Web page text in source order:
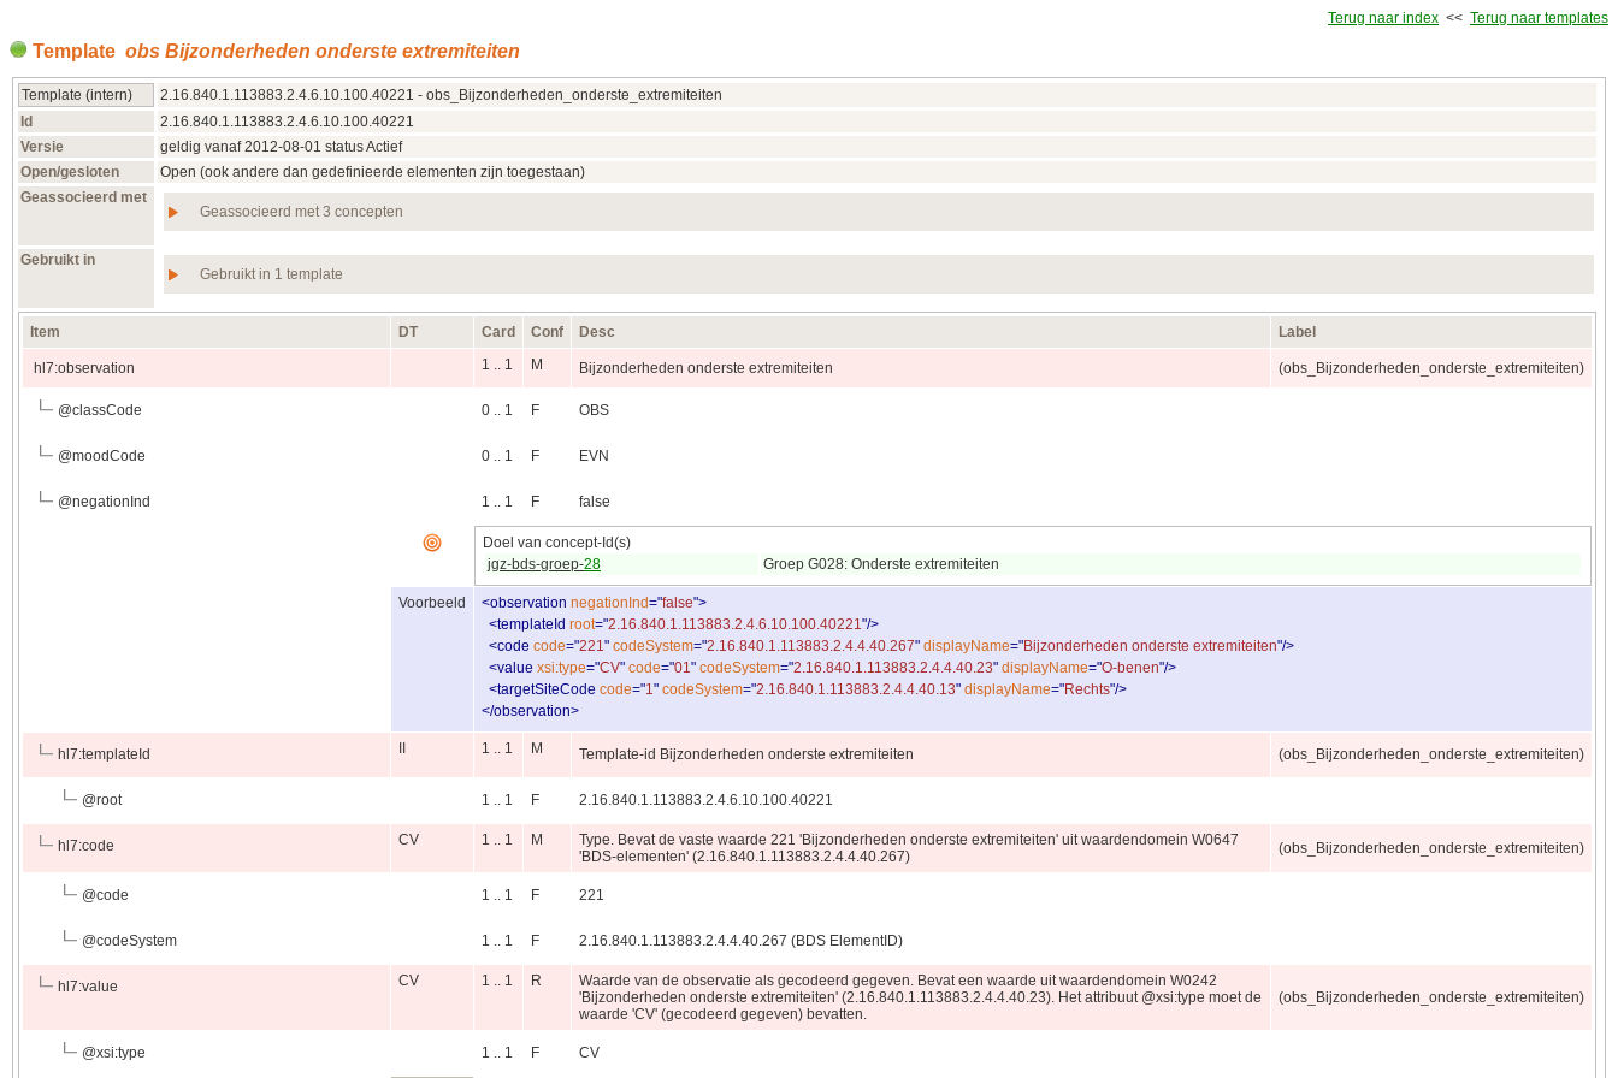
Terug naar index << Terug naar templates
Template obs Bijzonderheden onderste extremiteiten
Template (intern)
2.16.840.1.113883.2.4.6.10.100.40221 - obs_Bijzonderheden_onderste_extremiteiten
Id
2.16.840.1.113883.2.4.6.10.100.40221
Versie
geldig vanaf 2012‑08‑01 status Actief
Open/gesloten
Open (ook andere dan gedefinieerde elementen zijn toegestaan)
Geassocieerd met
Geassocieerd met 3 concepten
Gebruikt in
Gebruikt in 1 template
Item DT Card Conf Desc Label
hl7:observation 1 .. 1 M Bijzonderheden onderste extremiteiten (obs_Bijzonderheden_onderste_extremiteiten)
@classCode 0 .. 1 F OBS
@moodCode 0 .. 1 F EVN
@negationInd 1 .. 1 F false
Doel van concept-Id(s)
jgz-bds-groep-28 Groep G028: Onderste extremiteiten
Voorbeeld <observation negationInd="false">
<templateId root="2.16.840.1.113883.2.4.6.10.100.40221"/>
<code code="221" codeSystem="2.16.840.1.113883.2.4.4.40.267" displayName="Bijzonderheden onderste extremiteiten"/>
<value xsi:type="CV" code="01" codeSystem="2.16.840.1.113883.2.4.4.40.23" displayName="O-benen"/>
<targetSiteCode code="1" codeSystem="2.16.840.1.113883.2.4.4.40.13" displayName="Rechts"/>
</observation>
hl7:templateId 1 .. 1 M Template-id Bijzonderheden onderste extremiteiten (obs_Bijzonderheden_onderste_extremiteiten)
@root 1 .. 1 F 2.16.840.1.113883.2.4.6.10.100.40221
hl7:code CV 1 .. 1 M
Type. Bevat de vaste waarde 221 'Bijzonderheden onderste extremiteiten' uit waardendomein W0647
'BDS-elementen' (2.16.840.1.113883.2.4.4.40.267)
(obs_Bijzonderheden_onderste_extremiteiten)
@code 1 .. 1 F 221
@codeSystem 1 .. 1 F 2.16.840.1.113883.2.4.4.40.267 (BDS ElementID)
hl7:value CV 1 .. 1 R
Waarde van de observatie als gecodeerd gegeven. Bevat een waarde uit waardendomein W0242
'Bijzonderheden onderste extremiteiten' (2.16.840.1.113883.2.4.4.40.23). Het attribuut @xsi:type moet de
waarde 'CV' (gecodeerd gegeven) bevatten.
(obs_Bijzonderheden_onderste_extremiteiten)
@xsi:type 1 .. 1 F CV